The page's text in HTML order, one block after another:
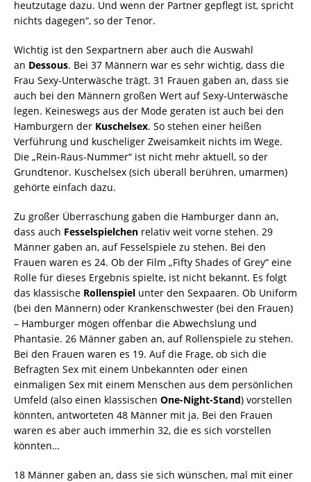
heutzutage dazu. Und wenn der Partner gepflegt ist, spricht
nichts dagegen“, so der Tenor.
Wichtig ist den Sexpartnern aber auch die Auswahl
an Dessous. Bei 37 Männern war es sehr wichtig, dass die
Frau Sexy-Unterwäsche trägt. 31 Frauen gaben an, dass sie
auch bei den Männern großen Wert auf Sexy-Unterwäsche
legen. Keineswegs aus der Mode geraten ist auch bei den
Hamburgern der Kuschelsex. So stehen einer heißen
Verführung und kuscheliger Zweisamkeit nichts im Wege.
Die „Rein-Raus-Nummer“ ist nicht mehr aktuell, so der
Grundtenor. Kuschelsex (sich überall berühren, umarmen)
gehörte einfach dazu.
Zu großer Überraschung gaben die Hamburger dann an,
dass auch Fesselspielchen relativ weit vorne stehen. 29
Männer gaben an, auf Fesselspiele zu stehen. Bei den
Frauen waren es 24. Ob der Film „Fifty Shades of Grey“ eine
Rolle für dieses Ergebnis spielte, ist nicht bekannt. Es folgt
das klassische Rollenspiel unter den Sexpaaren. Ob Uniform
(bei den Männern) oder Krankenschwester (bei den Frauen)
– Hamburger mögen offenbar die Abwechslung und
Phantasie. 26 Männer gaben an, auf Rollenspiele zu stehen.
Bei den Frauen waren es 19. Auf die Frage, ob sich die
Befragten Sex mit einem Unbekannten oder einen
einmaligen Sex mit einem Menschen aus dem persönlichen
Umfeld (also einen klassischen One-Night-Stand) vorstellen
könnten, antworteten 48 Männer mit ja. Bei den Frauen
waren es aber auch immerhin 32, die es sich vorstellen
könnten…
18 Männer gaben an, dass sie sich wünschen, mal mit einer